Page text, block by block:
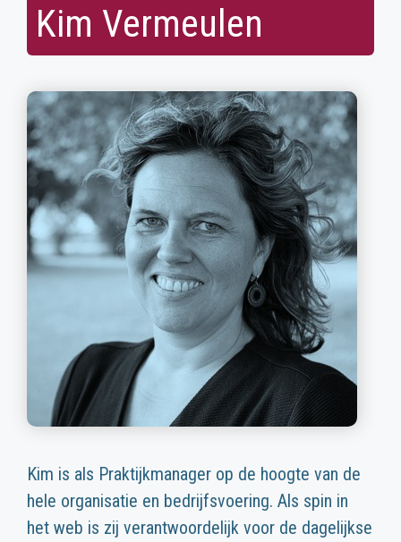
Kim Vermeulen
Kim is als Praktijkmanager op de hoogte van de
hele organisatie en bedrijfsvoering. Als spin in
het web is zij verantwoordelijk voor de dagelijkse